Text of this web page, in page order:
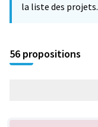
la liste des projets.
56 propositions